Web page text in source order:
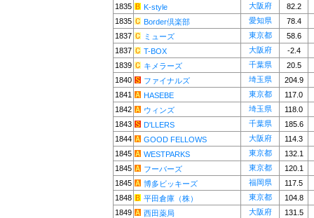
1835
K-style 大阪府
82.2
1835
Border倶楽部 愛知県
78.4
1837
ミューズ 東京都
58.6
1837
T-BOX 大阪府
-2.4
1839
キメラーズ 千葉県
20.5
1840
ファイナルズ 埼玉県
204.9
1841
HASEBE 東京都
117.0
1842
ウィンズ 埼玉県
118.0
1843
D'LLERS 千葉県
185.6
1844
GOOD FELLOWS 大阪府
114.3
1845
WESTPARKS 東京都
132.1
1845
フーバーズ 東京都
120.1
1845
博多ビッキーズ 福岡県
117.5
1848
平田倉庫（株） 東京都
104.8
1849
西田薬局 大阪府
131.5